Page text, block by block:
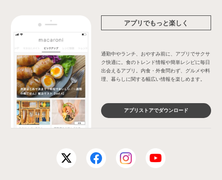
アプリでもっと楽しく
通勤中やランチ、おやすみ前に、アプリでサクサ
ク快適に。食のトレンド情報や簡単レシピに毎日
出会えるアプリ。内食・外食問わず、グルメや料
理、暮らしに関する幅広い情報を楽しめます。
アプリストアでダウンロード